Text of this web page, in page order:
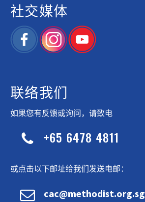
社交媒体
联络我们
如果您有反馈或询问，请致电

 +65 6478 4811
或点击以下邮址给我们发送电邮：

 cac@methodist.org.sg